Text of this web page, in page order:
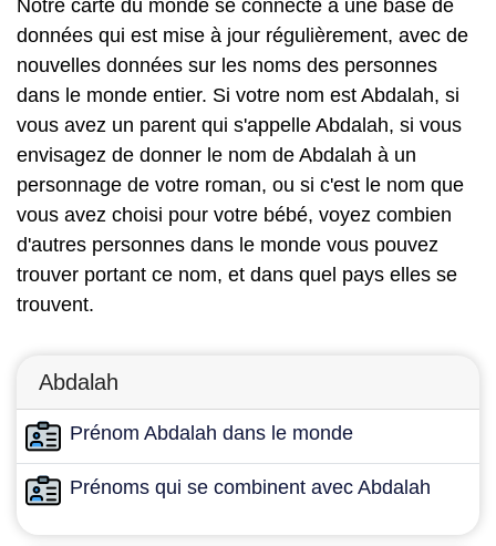
Notre carte du monde se connecte à une base de
données qui est mise à jour régulièrement, avec de
nouvelles données sur les noms des personnes
dans le monde entier. Si votre nom est Abdalah, si
vous avez un parent qui s'appelle Abdalah, si vous
envisagez de donner le nom de Abdalah à un
personnage de votre roman, ou si c'est le nom que
vous avez choisi pour votre bébé, voyez combien
d'autres personnes dans le monde vous pouvez
trouver portant ce nom, et dans quel pays elles se
trouvent.
Abdalah
Prénom Abdalah dans le monde
Prénoms qui se combinent avec Abdalah